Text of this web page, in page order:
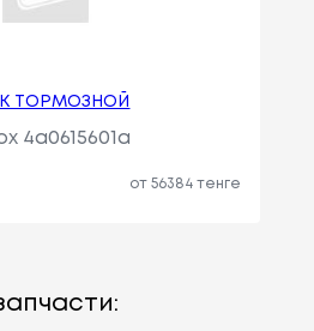
ТОРМОЗНОЙ
4a0615601a
от 56384 тенге